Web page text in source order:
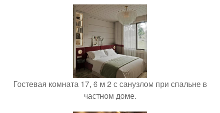
Гостевая комната 17, 6 м 2 с санузлом при спальне в
частном доме.